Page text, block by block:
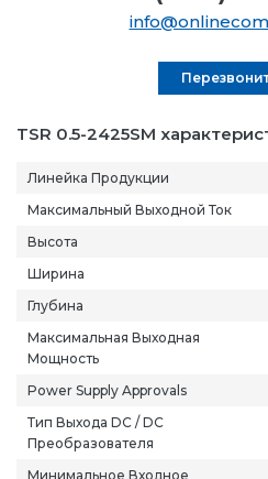
TSR 0.5-2425SM
Линейка Продукции
Максимальный Выходной Ток
Высота
Ширина
Глубина
Максимальная Выходная
Мощность
Power Supply Approvals
Тип Выхода DC / DC
Преобразователя
Минимальное Входное